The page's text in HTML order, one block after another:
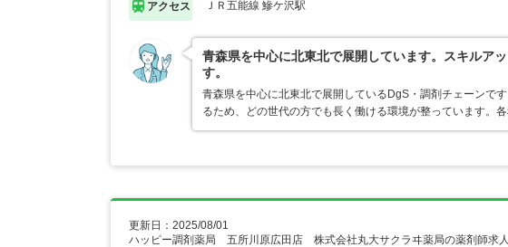
アクセス ＪＲ五能線 鰺ケ沢駅
青森県を中心に北東北で展開しています。スキルア
す。
青森県を中心に北東北で展開しているDgS・調剤チェーンで
るため、どの世代の方でも長く働ける環境が整っています。
更新日：2025/08/01
ハッピー調剤薬局 五所川原広田店 株式会社丸大サクラヰ薬局の薬剤師求人